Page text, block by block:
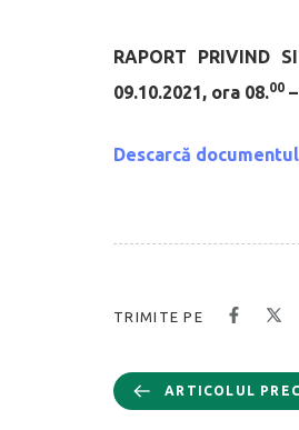
RAPORT PRIVIND
09.10.2021, ora 08.00
Descarcă documentul
TRIMITE PE
ARTICOLUL